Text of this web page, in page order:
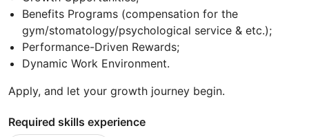
Benefits Programs (compensation for the
gym/stomatology/psychological service & etc.);
Performance-Driven Rewards;
Dynamic Work Environment.
Apply, and let your growth journey begin.
Required skills experience